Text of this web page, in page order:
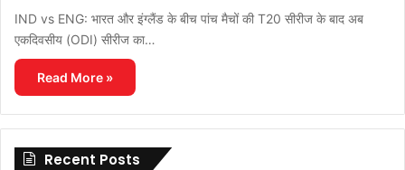
IND vs ENG: भारत और इंग्लैंड के बीच पांच मैचों की T20 सीरीज के बाद अब
एकदिवसीय (ODI) सीरीज का…
Read More »
Recent Posts